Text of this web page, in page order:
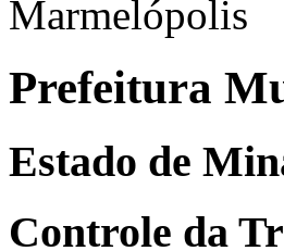
Prefeitura
Estado de
Controle da